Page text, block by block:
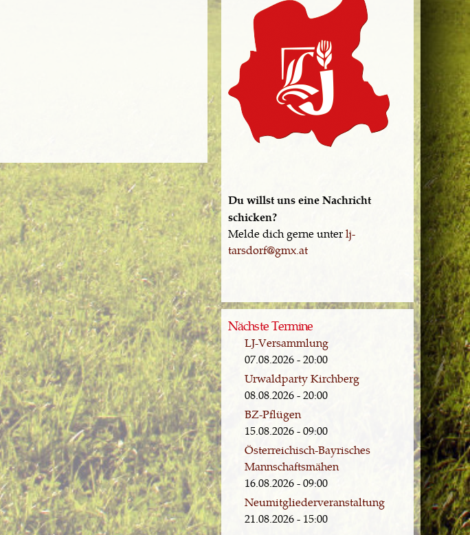
Du willst uns eine Nachricht
schicken?
Melde dich gerne unterlj-
tarsdorf@gmx.at
Nächste Termine
LJ-Versammlung
07.08.2026 - 20:00
Urwaldparty Kirchberg
08.08.2026 - 20:00
BZ-Pflügen
15.08.2026 - 09:00
Österreichisch-Bayrisches
Mannschaftsmähen
16.08.2026 - 09:00
Neumitgliederveranstaltung
21.08.2026 - 15:00